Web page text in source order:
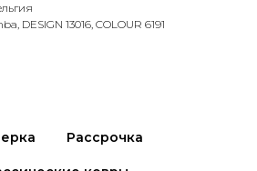
DESIGN 13016, COLOUR 6191
Рассрочка